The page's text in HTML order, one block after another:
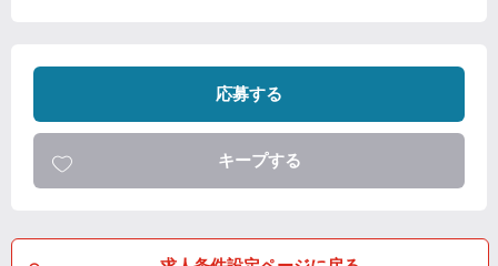
応募する
キープする